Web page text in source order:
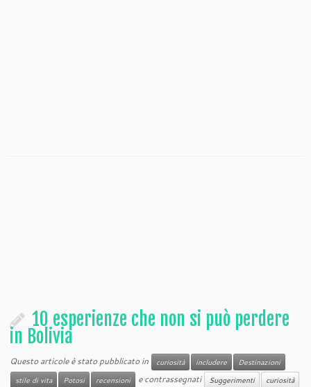
10 esperienze che non si può perdere
in Bolivia
Questo articole è stato pubblicato in curiosità includere
Destinazioni
stile di vita
Potosi recensioni e contrassegnati Suggerimenti curiosità